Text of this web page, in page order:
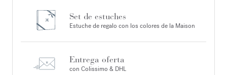
Set de estuches
Estuche de regalo con los colores de la Maison
Entrega oferta
con Colissimo & DHL